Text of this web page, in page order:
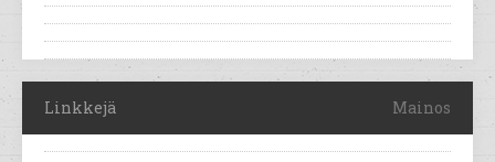
Linkkejä Mainos